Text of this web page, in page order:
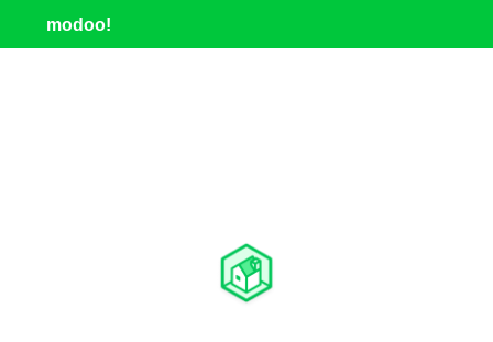
modoo!